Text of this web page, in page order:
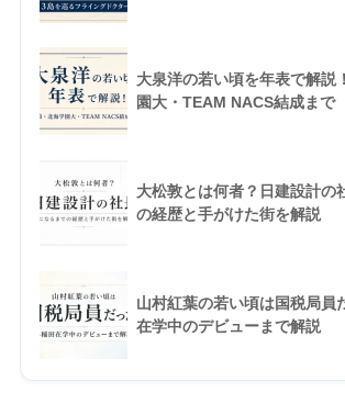
大泉洋の若い頃を年表で解説
園大・TEAM NACS結成まで
大松敦とは何者？日建設計の
の経歴と手がけた街を解説
山村紅葉の若い頃は国税局員
在学中のデビューまで解説